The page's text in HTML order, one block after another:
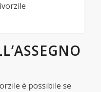
è possibile se